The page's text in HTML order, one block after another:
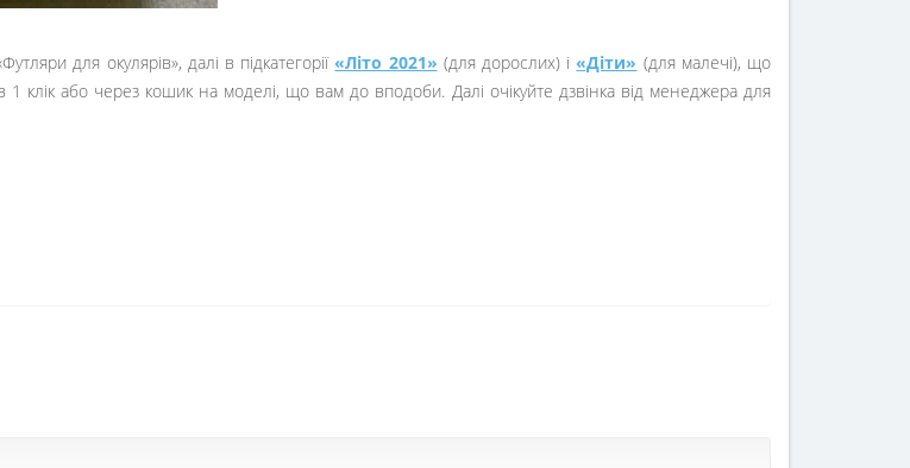
для окулярів», далі в підкатегорії«Літо 2021» (для дорослих) і«Діти» (для малечі), що
клік або через кошик на моделі, що вам до вподоби. Далі очікуйте дзвінка від менеджера для